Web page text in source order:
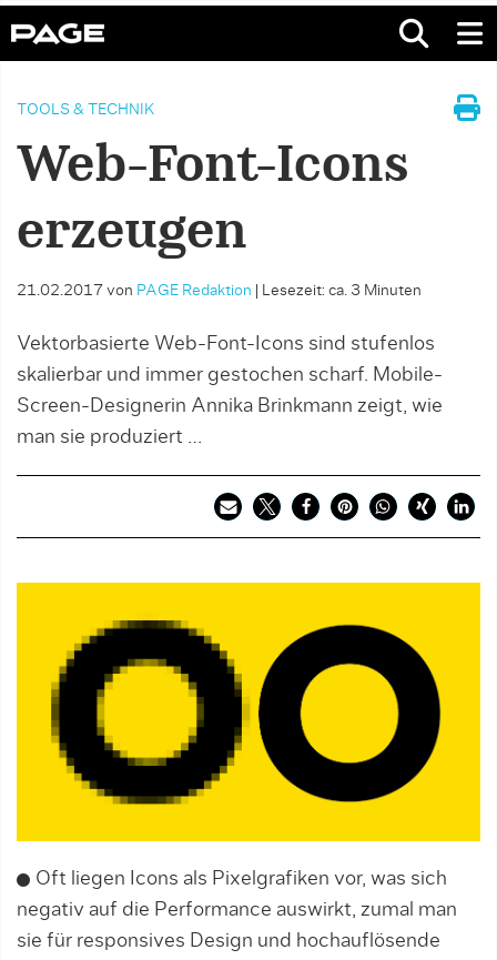
TOOLS & TECHNIK
Web-Font-Icons
erzeugen
21.02.2017 von PAGE Redaktion Lesezeit: ca. 3 Minuten
Vektorbasierte Web-Font-Icons sind stufenlos
skalierbar und immer gestochen scharf. Mobile-
Screen-Designerin Annika Brinkmann zeigt, wie
man sie produziert …
Oft liegen Icons als Pixelgrafiken vor, was sich
negativ auf die Performance auswirkt, zumal man
sie für responsives Design und hochauflösende